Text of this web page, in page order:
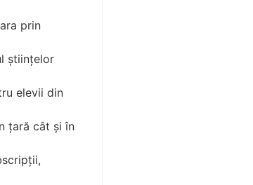
prin
ştiinţelor
elevii din
ţară cât şi în